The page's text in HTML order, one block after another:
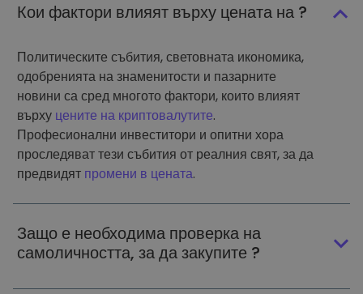
Кои фактори влияят върху цената на ?
Политическите събития, световната икономика,
одобренията на знаменитости и пазарните
новини са сред многото фактори, които влияят
върху цените на криптовалутите.
Професионални инвеститори и опитни хора
проследяват тези събития от реалния свят, за да
предвидят промени в цената.
Защо е необходима проверка на
самоличността, за да закупите ?